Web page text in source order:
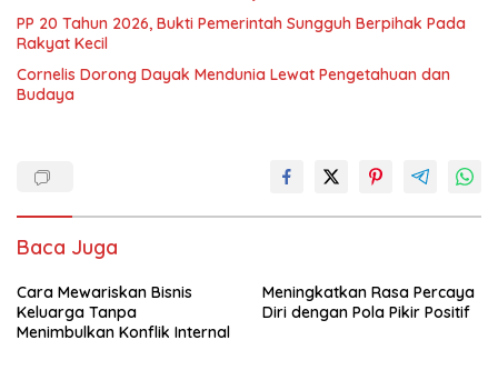
PP 20 Tahun 2026, Bukti Pemerintah Sungguh Berpihak Pada
Rakyat Kecil
Cornelis Dorong Dayak Mendunia Lewat Pengetahuan dan
Budaya
Baca Juga
Cara Mewariskan Bisnis
Keluarga Tanpa
Menimbulkan Konflik Internal
Meningkatkan Rasa Percaya
Diri dengan Pola Pikir Positif